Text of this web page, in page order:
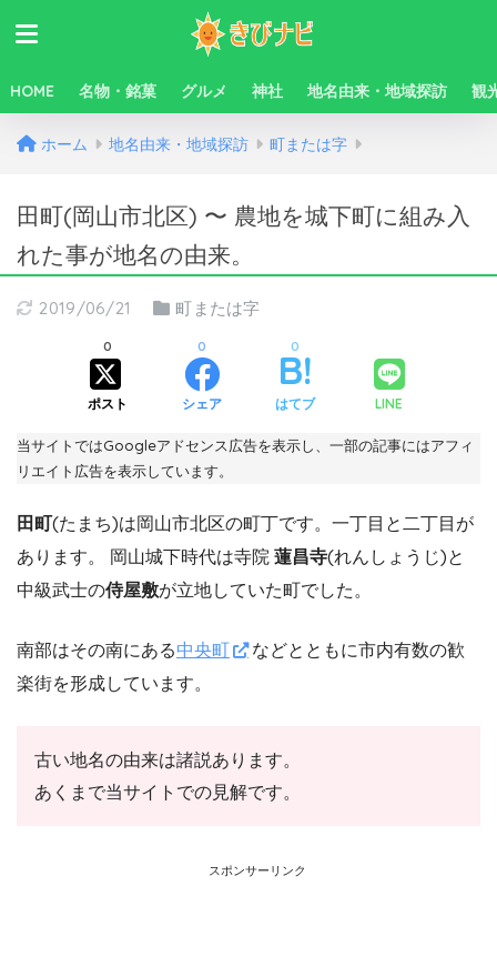
HOME 名物・銘菓 グルメ 神社 地名由来・地域探訪 観
ホーム 地名由来・地域探訪 町または字
田町(岡山市北区) 〜 農地を城下町に組み入
れた事が地名の由来。
2019/06/21 町または字
ポスト
0
シェア
0
はてブ
0
LINE
当サイトではGoogleアドセンス広告を表示し、一部の記事にはアフィ
リエイト広告を表示しています。
田町(たまち)は岡山市北区の町丁です。一丁目と二丁目が
あります。 岡山城下時代は寺院 蓮昌寺(れんしょうじ)と
中級武士の侍屋敷が立地していた町でした。
南部はその南にある中央町
などとともに市内有数の歓
楽街を形成しています。
古い地名の由来は諸説あります。
あくまで当サイトでの見解です。
スポンサーリンク